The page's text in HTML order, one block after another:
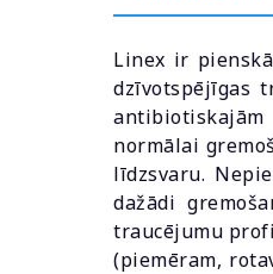
Linex ir
dzīvotspējīgas
normālai
līdzsvaru.
dažādi
traucējumu
(piemēram,